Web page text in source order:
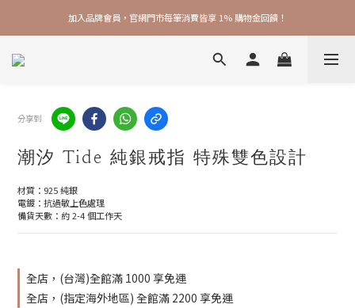
加入品牌會員，官網門市每筆消費皆享 1% 購物金回饋！
加入品牌會員，官網門市每筆消費皆享 1% 購物金回饋！
線上線下皆可累積 & 折抵購物金，再送 $50 入會禮
分享到
潮汐 Tide 純銀戒指 特殊雙色設計
材質：925 純銀
電鍍：抗過敏上色處理
備貨天數：約 2-4 個工作天
全店，(台灣)全館滿 1000 享免運
全店，(指定海外地區) 全館滿 2200 享免運